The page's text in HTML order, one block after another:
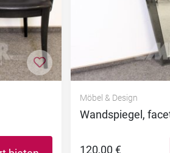
Zur Merkliste
Möbel & Design
Wandspiegel,
120,00 €